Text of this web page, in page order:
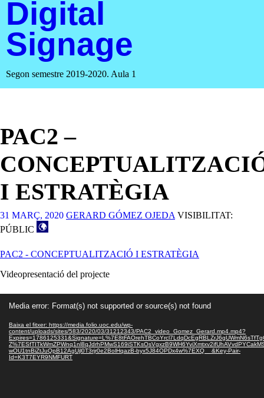
Digital
Signage
Segon semestre 2019-2020. Aula 1
PAC2 –
I ESTRATÈGIA
31 MARÇ, 2020 GERARD GÓMEZ OJEDA VISIBILITAT:
PÚBLIC
PAC2 - CONCEPTUALITZACIÓ I ESTRATÈGIA
Videopresentació del projecte
Media error: Format(s) not supported or source(s) not found
Baixa el fitxer: https://media.folio.uoc.edu/wp-
content/uploads/sites/583/2020/03/31212343/PAC2_video_Gomez_Gerard.mp4.mp4?
wOU1tnBiZtJuQpB12AgUjl0T3rjr0e2BolHqazB-byx5J84OPDx4w%7EXQ__&Key-Pair-
Id=K3T7EYR9NMFURT